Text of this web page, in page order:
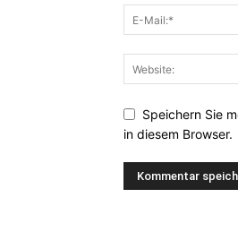
Speichern Sie
in diesem Browser.